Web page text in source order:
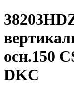
осн.150
DKC